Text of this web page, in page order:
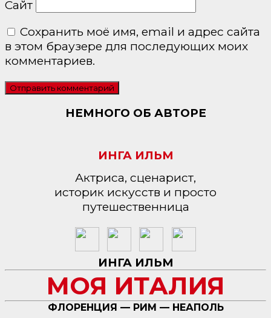
Сайт
Сохранить моё имя, email и адрес сайта
в этом браузере для последующих моих
комментариев.
НЕМНОГО ОБ АВТОРЕ
ИНГА ИЛЬМ
Актриса, сценарист,
историк искусств и просто
путешественница
ИНГА ИЛЬМ
МОЯ ИТАЛИЯ
ФЛОРЕНЦИЯ — РИМ — НЕАПОЛЬ